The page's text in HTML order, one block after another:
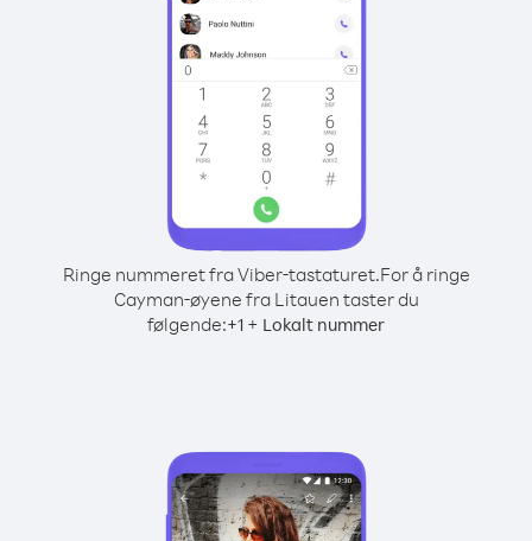
Ringe nummeret fra Viber-tastaturet.For å ringe
Cayman-øyene fra Litauen taster du
følgende:+1 + Lokalt nummer